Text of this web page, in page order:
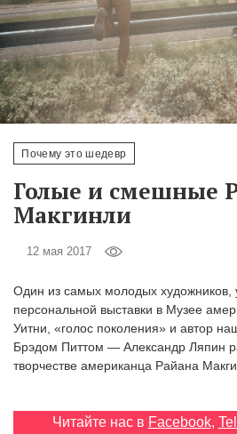
Почему это шедевр
Голые и смешные
Макгинли
12 мая 2017
Один из самых молодых художников,
персональной выставки в Музее
Уитни, «голос поколения» и автор
Брэдом Питтом — Александр Ляпин
творчестве американца Райана
Читайте нас в Facebook,